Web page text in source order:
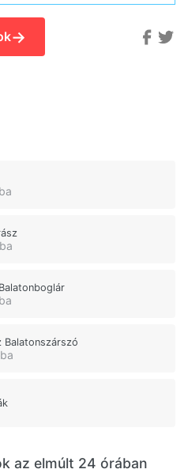
→
Balatonszárszó
az elmúlt 24 órában